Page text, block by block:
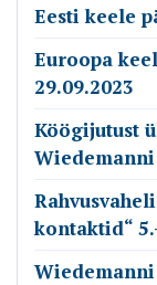
Eesti keele
Euroopa
29.09.2023
Köögijutust
kontaktid“
Wiedemanni